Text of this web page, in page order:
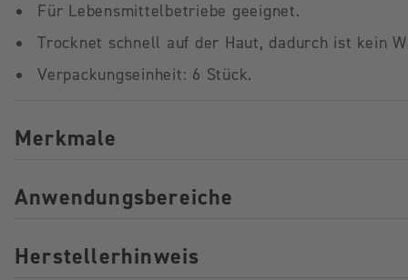
Für Lebensmittelbetriebe geeignet.
Trocknet schnell auf der Haut, dadurch ist kein
Verpackungseinheit: 6 Stück.
Merkmale
Anwendungsbereiche
Herstellerhinweis